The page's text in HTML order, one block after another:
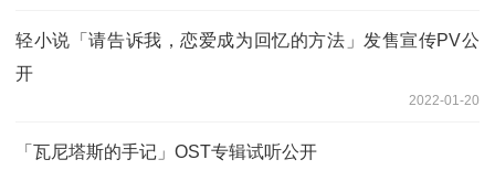
轻小说「请告诉我，恋爱成为回忆的方法」发售宣传PV公
开
2022-01-20
「瓦尼塔斯的手记」OST专辑试听公开